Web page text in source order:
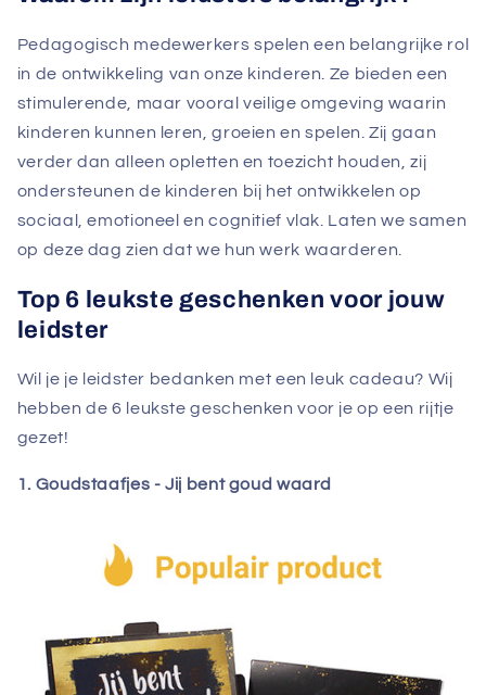
Pedagogisch medewerkers spelen een belangrijke rol
in de ontwikkeling van onze kinderen. Ze bieden een
stimulerende, maar vooral veilige omgeving waarin
kinderen kunnen leren, groeien en spelen. Zij gaan
verder dan alleen opletten en toezicht houden, zij
ondersteunen de kinderen bij het ontwikkelen op
sociaal, emotioneel en cognitief vlak. Laten we samen
op deze dag zien dat we hun werk waarderen.
Top 6 leukste geschenken voor jouw
leidster
Wil je je leidster bedanken met een leuk cadeau? Wij
hebben de 6 leukste geschenken voor je op een rijtje
gezet!
1. Goudstaafjes - Jij bent goud waard